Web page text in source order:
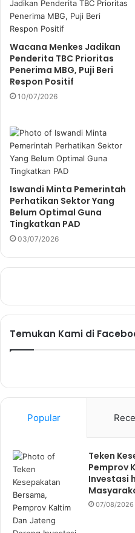
Wacana Menkes Jadikan
Penderita TBC Prioritas
Penerima MBG, Puji Beri
Respon Positif
10/07/2026
Iswandi Minta Pemerintah
Perhatikan Sektor Yang
Belum Optimal Guna
Tingkatkan PAD
03/07/2026
Temukan Kami di
Popular
Teken
Pemprov
Investasi
07/08/2026